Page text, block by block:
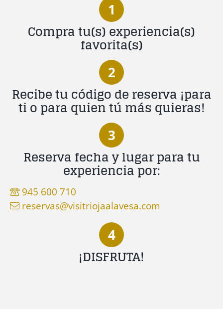
1
Compra tu(s) experiencia(s)
favorita(s)
2
Recibe tu código de reserva ¡para
ti o para quien tú más quieras!
3
Reserva fecha y lugar para tu
experiencia por:
945 600 710
reservas@visitriojaalavesa.com
4
¡DISFRUTA!